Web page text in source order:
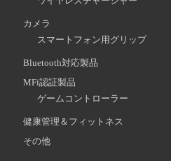
カメラ
スマートフォン用グリップ
Bluetooth対応製品
MFi認証製品
ゲームコントローラー
健康管理＆フィットネス
その他